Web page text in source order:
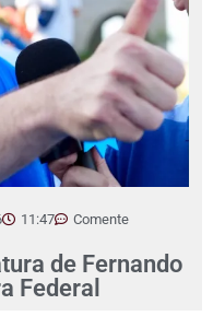
11:47 Comente
de Fernando
Federal